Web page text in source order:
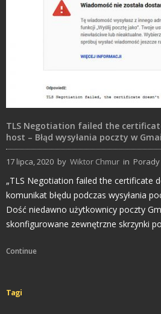
TLS Negotiation failed the
host – Błąd wysyłania poczty w
17 lipca, 2020 by Wiktor Chmur in Porady
„TLS Negotiation failed the certificate
komunikat błędu podczas wysyłania
Dość niedawno użytkownicy poczty
skonfigurowane zewnętrzne skrzynki
Continue
Tagi